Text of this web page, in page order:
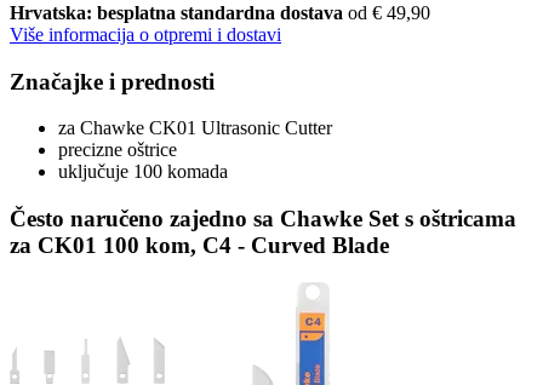
Hrvatska: besplatna standardna dostava od € 49,90
Više informacija o otpremi i dostavi
Značajke i prednosti
za Chawke CK01 Ultrasonic Cutter
precizne oštrice
uključuje 100 komada
Često naručeno zajedno sa Chawke Set s oštricama
za CK01 100 kom, C4 - Curved Blade